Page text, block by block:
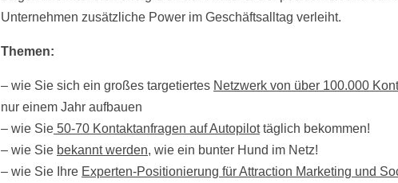
Unternehmen zusätzliche Power im Geschäftsalltag verleiht.
Themen:
– wie Sie sich ein großes targetiertes Netzwerk von über 100.000
nur einem Jahr aufbauen
– wie Sie 50-70 Kontaktanfragen auf Autopilottäglich bekommen!
– wie Sie bekannt werden, wie ein bunter Hund im Netz!
– wie Sie Ihre Experten-Positionierung für Attraction Marketing und